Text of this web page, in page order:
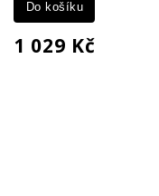
1 029 Kč
Do košíku